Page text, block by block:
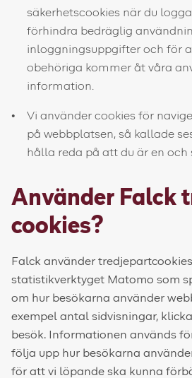
säkerhetscookies när du
förhindra bedräglig
inloggningsuppgifter och för
obehöriga kommer åt våra
information.
Vi använder cookies för
på webbplatsen, så kallade
hålla reda på att du är en och
Använder Falck
cookies?
Falck använder
statistikverktyget Matomo som
om hur besökarna använder
exempel antal sidvisningar,
besök. Informationen används
följa upp hur besökarna
för att vi löpande ska kunna